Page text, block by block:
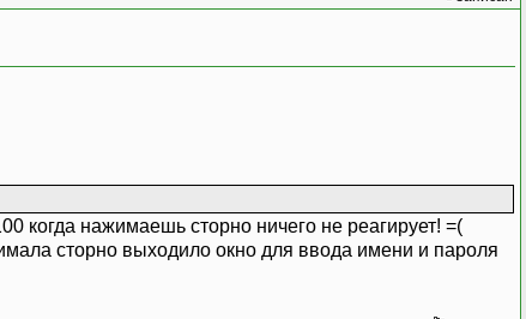
Тогда
Тогда
когда нажимаешь сторно ничего не реагирует! =(
сторно выходило окно для ввода имени и пароля